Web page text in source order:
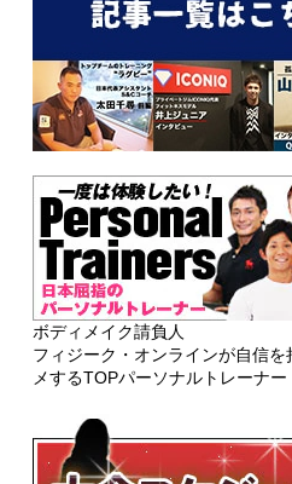
ボディメイク請負人
フィジーク・オンラインが自信を
メするTOPパーソナルトレーナー